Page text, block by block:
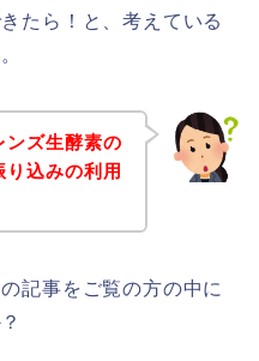
たら！と、考えている
ンズ生酵素の
込みの利用
記事をご覧の方の中に